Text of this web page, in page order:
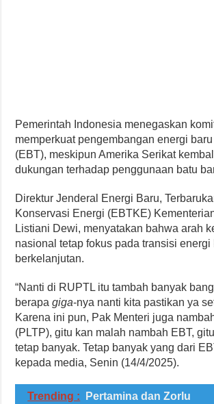
Pemerintah Indonesia menegaskan
memperkuat pengembangan energi
(EBT), meskipun Amerika Serikat
dukungan terhadap penggunaan batu
Direktur Jenderal Energi Baru,
Konservasi Energi (EBTKE)
Listiani Dewi, menyatakan bahwa arah
nasional tetap fokus pada transisi energi
berkelanjutan.
“Nanti di RUPTL itu tambah banyak
berapagiga-nya nanti kita pastikan ya
Karena ini pun, Pak Menteri juga
(PLTP), gitu kan malah nambah EBT,
tetap banyak. Tetap banyak yang dari
kepada media, Senin (14/4/2025).
Trending :
Pertamina dan Zorlu